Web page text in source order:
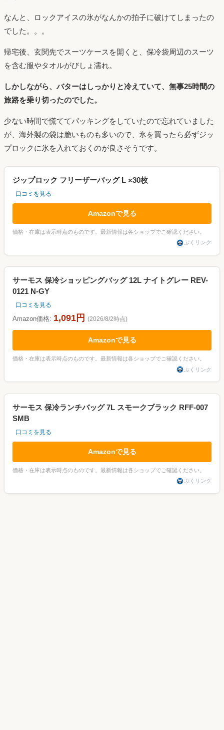
なんと、ロックアイスの氷がなんかの拍子に破けてしまったの
でした。。。
帰宅後、玄関先でスーツケースを開くと、保冷袋周辺のスーツ
を含む服やタオルがびしょ濡れ。
しかしながら、バターはしっかりと冷えていて、無事25時間の
旅路を乗り切ったのでした。
少ない時間で慌ててパッキングをしていたので忘れていました
が、海外製の袋は脆いものも多いので、氷を買ったら必ずジッ
プロックに氷を入れておくのが良さそうです。
ジップロック フリーザーバッグ L ×30枚
口コミを見る
Amazonで見る
価格・在庫は表示時点のものです。最新情報は各ショップでご確認ください。
ぷくリンク
サーモス 保冷ショッピングバッグ 12L ナイトグレー REV-
0121 N-GY
口コミを見る
Amazon価格: 1,091円 (2026/8/2時点)
Amazonで見る
価格・在庫は表示時点のものです。最新情報は各ショップでご確認ください。
ぷくリンク
サーモス 保冷ランチバッグ 7L スモークブラック RFF-007
SMB
口コミを見る
Amazonで見る
価格・在庫は表示時点のものです。最新情報は各ショップでご確認ください。
ぷくリンク